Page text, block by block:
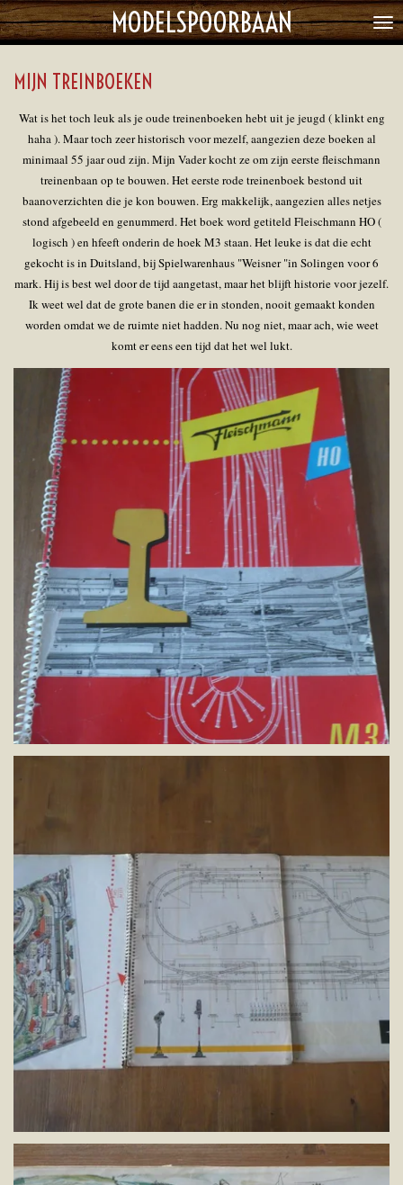
Ga
direct
de
MODELSPOORBAAN
MIJN TREINBOEKEN
Wat is het toch leuk als je oude treinenboeken hebt uit je jeugd ( klinkt eng
haha ). Maar toch zeer historisch voor mezelf, aangezien deze boeken al
minimaal 55 jaar oud zijn. Mijn Vader kocht ze om zijn eerste fleischmann
treinenbaan op te bouwen. Het eerste rode treinenboek bestond uit
baanoverzichten die je kon bouwen. Erg makkelijk, aangezien alles netjes
stond afgebeeld en genummerd. Het boek word getiteld Fleischmann HO (
logisch ) en hfeeft onderin de hoek M3 staan. Het leuke is dat die echt
gekocht is in Duitsland, bij Spielwarenhaus "Weisner "in Solingen voor 6
mark. Hij is best wel door de tijd aangetast, maar het blijft historie voor jezelf.
Ik weet wel dat de grote banen die er in stonden, nooit gemaakt konden
worden omdat we de ruimte niet hadden. Nu nog niet, maar ach, wie weet
komt er eens een tijd dat het wel lukt.